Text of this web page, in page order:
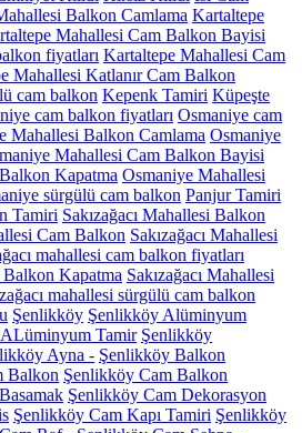
Balkon Camlama Kartaltepe
Mahallesi Cam Balkon Bayisi
fiyatları Kartaltepe Mahallesi Cam
Mahallesi Katlanır Cam Balkon
cam balkon Kepenk Tamiri Küpeşte
cam balkon fiyatları Osmaniye cam
Mahallesi Balkon Camlama Osmaniye
Mahallesi Cam Balkon Bayisi
Kapatma Osmaniye Mahallesi
sürgülü cam balkon Panjur Tamiri
Tamiri Sakızağacı Mahallesi Balkon
Cam Balkon Sakızağacı Mahallesi
mahallesi cam balkon fiyatları
Balkon Kapatma Sakızağacı Mahallesi
mahallesi sürgülü cam balkon
Şenlikköy Şenlikköy Alüminyum
Tamir Şenlikköy
Ayna - Şenlikköy Balkon
Balkon Şenlikköy Cam Balkon
Şenlikköy Cam Dekorasyon
Şenlikköy Cam Kapı Tamiri Şenlikköy